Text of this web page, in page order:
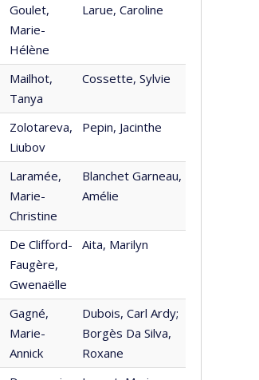
Goulet,
Marie-
Hélène
Larue, Caroline
Mailhot,
Tanya
Cossette, Sylvie
Zolotareva,
Liubov
Pepin, Jacinthe
Laramée,
Marie-
Christine
Blanchet Garneau,
Amélie
De Clifford-
Faugère,
Gwenaëlle
Aita, Marilyn
Gagné,
Marie-
Annick
Dubois, Carl Ardy;
Borgès Da Silva,
Roxane